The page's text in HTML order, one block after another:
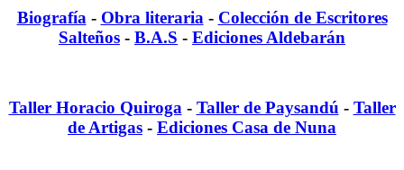
Biografía- Obra literaria- Colección de Escritores
Salteños - B.A.S - Ediciones Aldebarán
Taller Horacio Quiroga - Taller de Paysandú - Taller
de Artigas - Ediciones Casa de Nuna